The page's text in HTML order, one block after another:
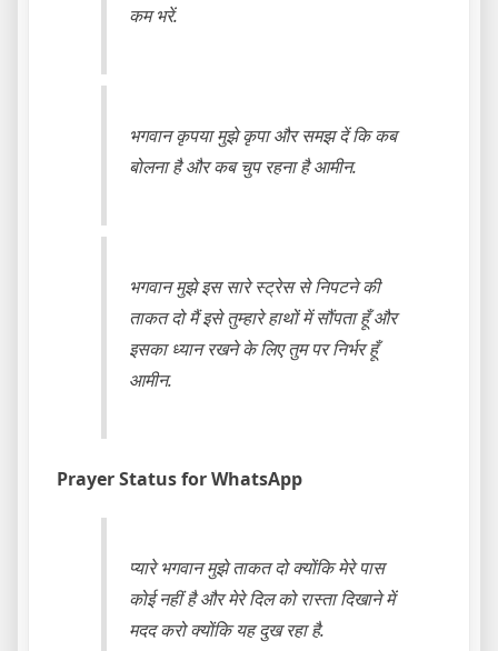
कम भरें.
भगवान कृपया मुझे कृपा और समझ दें कि कब
बोलना है और कब चुप रहना है आमीन.
भगवान मुझे इस सारे स्ट्रेस से निपटने की
ताकत दो मैं इसे तुम्हारे हाथों में सौंपता हूँ और
इसका ध्यान रखने के लिए तुम पर निर्भर हूँ
आमीन.
Prayer Status for WhatsApp
प्यारे भगवान मुझे ताकत दो क्योंकि मेरे पास
कोई नहीं है और मेरे दिल को रास्ता दिखाने में
मदद करो क्योंकि यह दुख रहा है.